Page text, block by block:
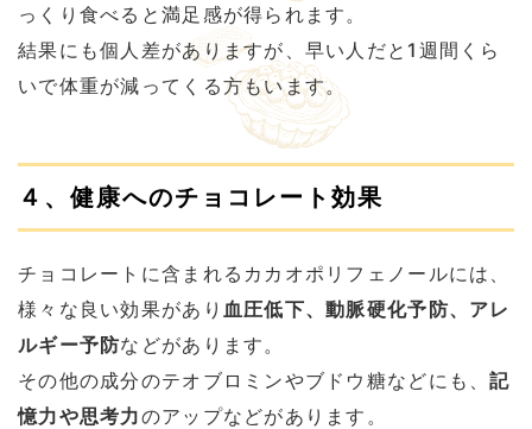
っくり食べると満足感が得られます。
結果にも個人差がありますが、早い人だと1週間くら
いで体重が減ってくる方もいます。
４、健康へのチョコレート効果
チョコレートに含まれるカカオポリフェノールには、
様々な良い効果があり 血圧低下、動脈硬化予防、アレ
ルギー予防などがあります。
その他の成分のテオブロミンやブドウ糖などにも、記
憶力や思考力のアップなどがあります。